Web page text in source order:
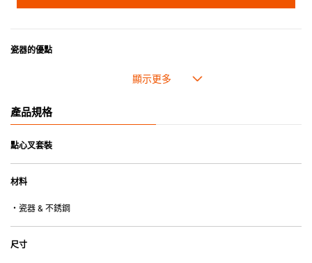
瓷器的優點
• 耐冷(低至零下20℃)。可放入雪櫃和冰箱。
• 高密度陶瓷防止水分吸收，以避免裂開。
• 即使經常使用亦不會容易吸取食物氣味。
*不可使用微波爐
產品規格
點心叉套裝
材料
・瓷器 & 不銹鋼
尺寸